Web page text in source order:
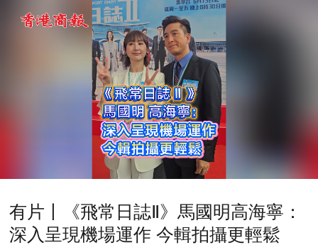
有片丨《飛常日誌Ⅱ》馬國明高海寧：
深入呈現機場運作 今輯拍攝更輕鬆